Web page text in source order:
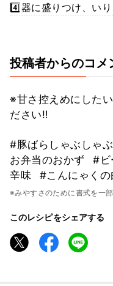
4️⃣器に盛りつけ、いり
投稿者からのコメ
※甘さ控えめにした
ださい‼️
#豚ばらしゃぶしゃ
お弁当のおかず
#ビ
辛味
#こんにゃくの
※みやすさのために書式を一部
このレシピをシェアする